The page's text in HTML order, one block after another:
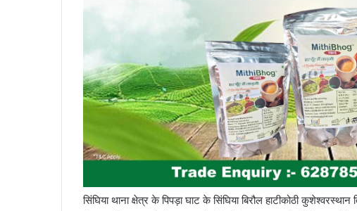
सिंघिया थाना क्षेत्र के पिपड़ा घाट के सिंघिया बिरौल हाटीकोठी